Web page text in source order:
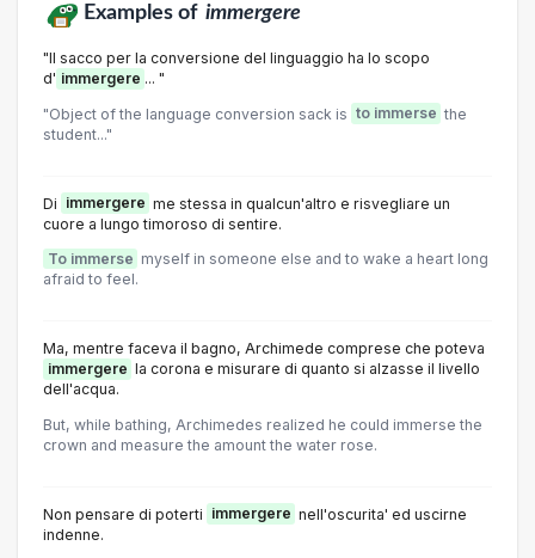
Examples of immergere
"ll sacco per la conversione del linguaggio ha lo scopo
d' immergere ... "
"Object of the language conversion sack is to immerse the
student..."
Di immergere me stessa in qualcun'altro e risvegliare un
cuore a lungo timoroso di sentire.
To immerse myself in someone else and to wake a heart long
afraid to feel.
Ma, mentre faceva il bagno, Archimede comprese che poteva
immergere la corona e misurare di quanto si alzasse il livello
dell'acqua.
But, while bathing, Archimedes realized he could immerse the
crown and measure the amount the water rose.
Non pensare di poterti immergere nell'oscurita' ed uscirne
indenne.